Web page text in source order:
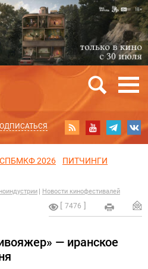
СПБМКФ 2026
ПИТЧИНГИ
Новости кинофестивалей
7476
— иранское